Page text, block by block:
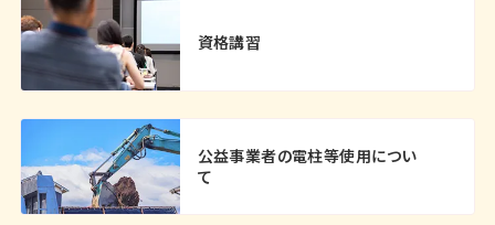
資格講習
公益事業者の電柱等使用につい
て